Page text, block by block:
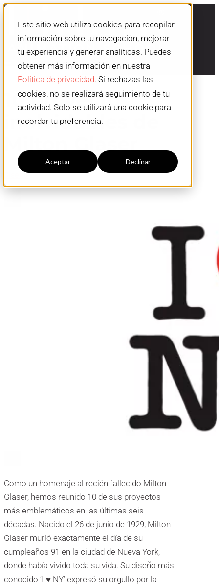
Este sitio web utiliza cookies para recopilar
información sobre tu navegación, mejorar
tu experiencia y generar analíticas. Puedes
obtener más información en nuestra
Política de privacidad. Si rechazas las
cookies, no se realizará seguimiento de tu
actividad. Solo se utilizará una cookie para
recordar tu preferencia.
Aceptar Declinar
10 proyectos
inolvidables de
Diseño
Como un homenaje al recién fallecido Milton
Glaser, hemos reunido 10 de sus proyectos
más emblemáticos en las últimas seis
décadas. Nacido el 26 de junio de 1929, Milton
Glaser murió exactamente el día de su
cumpleaños 91 en la ciudad de Nueva York,
donde había vivido toda su vida. Su diseño más
conocido ‘I ♥ NY’ expresó su orgullo por la